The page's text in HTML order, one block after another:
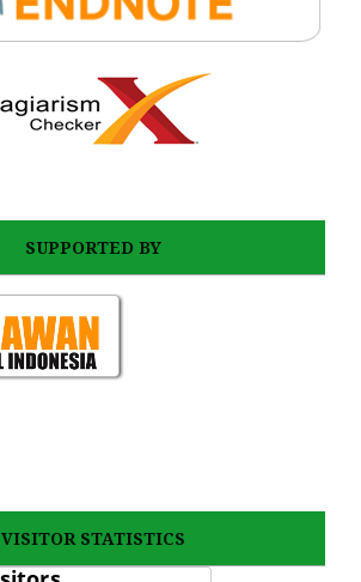
SUPPORTED BY
VISITOR STATISTICS